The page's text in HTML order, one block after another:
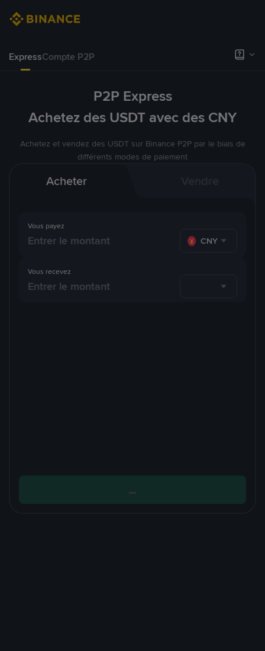
ExpressCompte P2P
P2P Express
Achetez des USDT avec des CNY
Achetez et vendez des USDT sur Binance P2P par le biais de
différents modes de paiement
Acheter
Vous payez
CNY
Vous recevez